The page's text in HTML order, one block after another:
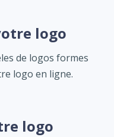
logo
de logos formes
logo en ligne.
logo